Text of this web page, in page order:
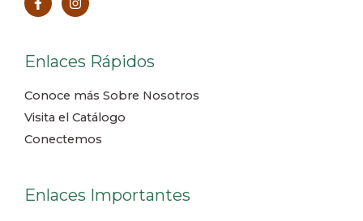
Enlaces Rápidos
Conoce más Sobre Nosotros
Visita el Catálogo
Conectemos
Enlaces Importantes